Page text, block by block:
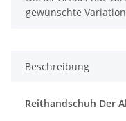
gewünschte
Beschreibung
Reithandschuh Der